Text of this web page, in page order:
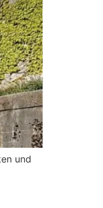
und